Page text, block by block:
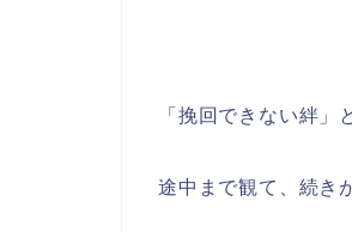
「挽回できない絆」
途中まで観て、続き